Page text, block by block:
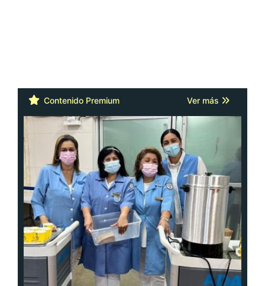
Contenido Premium Ver más